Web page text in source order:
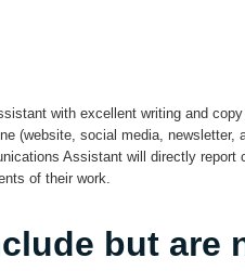
with excellent writing and
social media, newsletter,
Assistant will directly
of their work.
but are